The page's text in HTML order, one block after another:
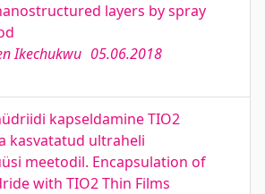
layers by spray
Ikechukwu 05.06.2018
kapseldamine TIO2
kasvatatud ultraheli
meetodil. Encapsulation of
with TIO2 Thin Films